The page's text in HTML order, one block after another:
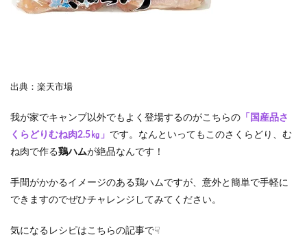
出典：楽天市場
我が家でキャンプ以外でもよく登場するのがこちらの 「国産品さ
くらどりむね肉2.5㎏」 です。なんといってもこのさくらどり、む
ね肉で作る鶏ハムが絶品なんです！
手間がかかるイメージのある鶏ハムですが、意外と簡単で手軽に
できますのでぜひチャレンジしてみてください。
気になるレシピはこちらの記事で☟